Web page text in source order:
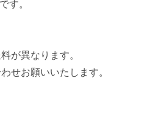
す。
が異なります。
せお願いいたします。